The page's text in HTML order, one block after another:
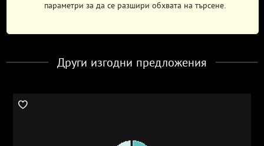
параметри за да се разшири обхвата на търсене.
Други изгодни предложения